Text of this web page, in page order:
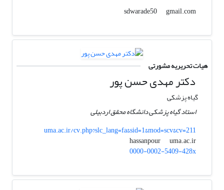
sdwarade50
gmail.com
هیات تحریریه مشورتی
دکتر مهدی حسن پور
گیاه پزشکی
استاد گیاه پزشکی دانشگاه محقق اردبیلی
uma.ac.ir/cv.php?slc_lang=fa&sid=1&mod=scv&cv=211
hassanpour
uma.ac.ir
0000-0002-5409-428x